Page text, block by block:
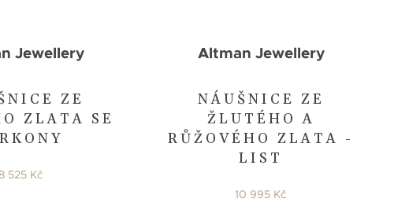
ZE
ZLATA SE
Jewellery
525 Kč
NÁUŠNICE ZE
ŽLUTÉHO A
RŮŽOVÉHO ZLATA -
LIST
Altman Jewellery
10 995 Kč